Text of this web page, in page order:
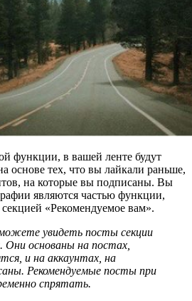
функции, в вашей ленте будут
основе тех, что вы лайкали раньше,
на которые вы подписаны. Вы
являются частью функции,
«Рекомендуемое вам».
увидеть посты секции
Они основаны на постах,
и на аккаунтах, на
Рекомендуемые посты при
спрятать.